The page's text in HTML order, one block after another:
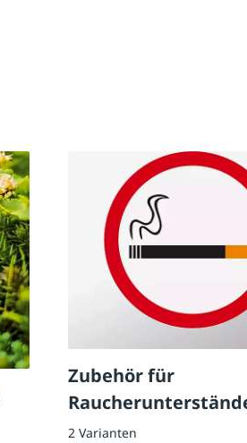
Zubehör für
2 Varianten